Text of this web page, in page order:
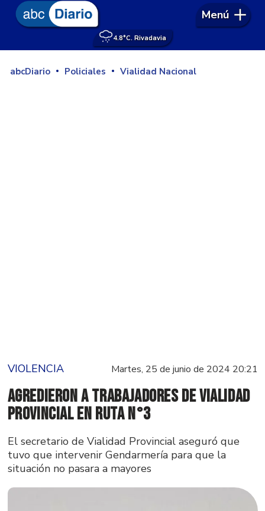
4.8°C. Rivadavia
Menú
abcDiario Policiales Vialidad Nacional
VIOLENCIA Martes, 25 de junio de 2024 20:21
Agredieron a trabajadores de Vialidad
Provincial en Ruta N°3
El secretario de Vialidad Provincial aseguró que
tuvo que intervenir Gendarmería para que la
situación no pasara a mayores